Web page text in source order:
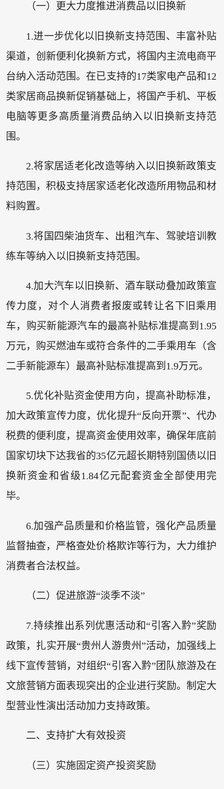
（一）更大力度推进消费品以旧换新
1.进一步优化以旧换新支持范围、丰富补贴
渠道，创新便利化换新方式，将国内主流电商平
台纳入活动范围。在已支持的17类家电产品和12
类家居商品换新促销基础上，将国产手机、平板
电脑等更多高质量消费品纳入以旧换新支持范
围。
2.将家居适老化改造等纳入以旧换新政策支
持范围，积极支持居家适老化改造所用物品和材
料购置。
3.将国四柴油货车、出租汽车、驾驶培训教
练车等纳入以旧换新支持范围。
4.加大汽车以旧换新、酒车联动叠加政策宣
传力度，对个人消费者报废或转让名下旧乘用
车，购买新能源汽车的最高补贴标准提高到1.95
万元，购买燃油车或符合条件的二手乘用车（含
二手新能源车）最高补贴标准提高到1.9万元。
5.优化补贴资金使用方向，提高补助标准，
加大政策宣传力度，优化提升“反向开票”、代办
税费的便利度，提高资金使用效率，确保年底前
国家切块下达我省的35亿元超长期特别国债以旧
换新资金和省级1.84亿元配套资金全部使用完
毕。
6.加强产品质量和价格监管，强化产品质量
监督抽查，严格查处价格欺诈等行为，大力维护
消费者合法权益。
（二）促进旅游“淡季不淡”
7.持续推出系列优惠活动和“引客入黔”奖励
政策，扎实开展“贵州人游贵州”活动，加强线上
线下宣传营销，对组织“引客入黔”团队旅游及在
文旅营销方面表现突出的企业进行奖励。制定大
型营业性演出活动加力支持政策。
二、支持扩大有效投资
（三）实施固定资产投资奖励